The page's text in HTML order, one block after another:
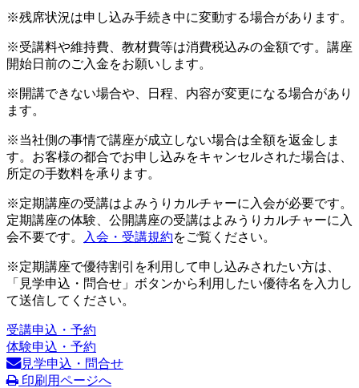
※残席状況は申し込み手続き中に変動する場合があります。
※受講料や維持費、教材費等は消費税込みの金額です。講座
開始日前のご入金をお願いします。
※開講できない場合や、日程、内容が変更になる場合があり
ます。
※当社側の事情で講座が成立しない場合は全額を返金しま
す。お客様の都合でお申し込みをキャンセルされた場合は、
所定の手数料を承ります。
※定期講座の受講はよみうりカルチャーに入会が必要です。
定期講座の体験、公開講座の受講はよみうりカルチャーに入
会不要です。
入会・受講規約をご覧ください。
※定期講座で優待割引を利用して申し込みされたい方は、
「見学申込・問合せ」ボタンから利用したい優待名を入力し
て送信してください。
受講申込・予約
体験申込・予約
見学申込・問合せ
印刷用ページへ